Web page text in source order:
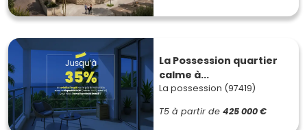
La Possession quartier
calme à...
La possession (97419)
T5 à partir de 425 000 €